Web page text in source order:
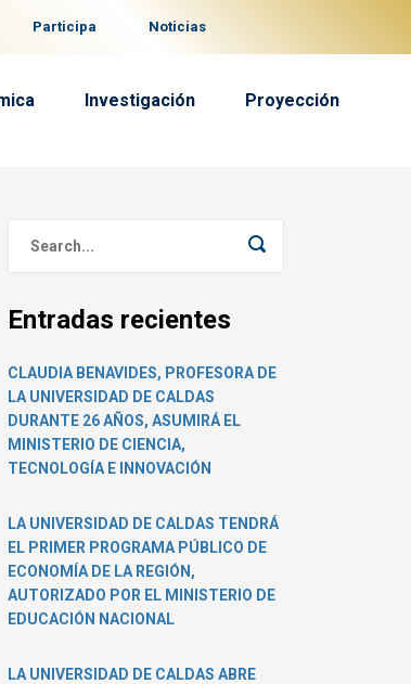
Participa Noticias
Investigación Proyección
Entradas recientes
CLAUDIA BENAVIDES, PROFESORA DE
LA UNIVERSIDAD DE CALDAS
DURANTE 26 AÑOS, ASUMIRÁ EL
MINISTERIO DE CIENCIA,
TECNOLOGÍA E INNOVACIÓN
LA UNIVERSIDAD DE CALDAS TENDRÁ
EL PRIMER PROGRAMA PÚBLICO DE
ECONOMÍA DE LA REGIÓN,
AUTORIZADO POR EL MINISTERIO DE
EDUCACIÓN NACIONAL
LA UNIVERSIDAD DE CALDAS ABRE